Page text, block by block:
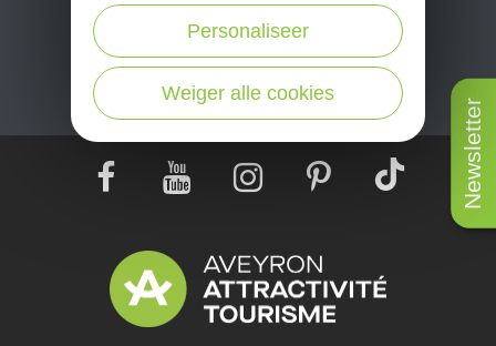
Newsletter
Je m'abonne ici
Weiger alle cookies
Personaliseer